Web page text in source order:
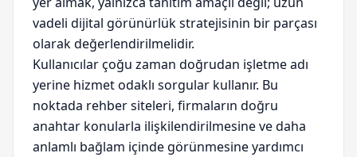
vadeli dijital görünürlük stratejisinin bir parçası
olarak değerlendirilmelidir.
Kullanıcılar çoğu zaman doğrudan işletme adı
yerine hizmet odaklı sorgular kullanır. Bu
noktada rehber siteleri, firmaların doğru
anahtar konularla ilişkilendirilmesine ve daha
anlamlı bağlam içinde görünmesine yardımcı